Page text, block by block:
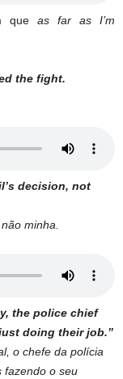
que as far as I’m
the fight.
decision, not
minha.
the police chief
doing their job.”
o chefe da polícia
fazendo o seu